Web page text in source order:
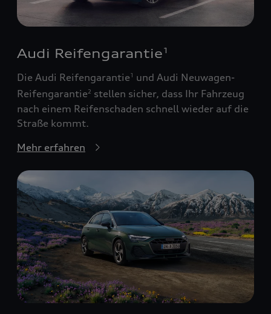
Audi Reifengarantie 1
Die Audi Reifengarantie1
und Audi Neuwagen-
Reifengarantie2 stellen sicher, dass Ihr Fahrzeug
nach einem Reifenschaden schnell wieder auf die
Straße kommt.
Mehr erfahren